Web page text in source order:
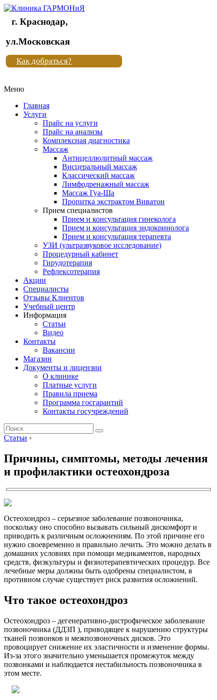
Клиника
"Новая
жизнь"
Клиника
жизнь"
г. Краснодар,
ул.Московская
Как добраться?
Меню
Главная
Услуги
Прайс на услуги
Прайс на анализы
Комплексная диагностика
Массаж
Антицеллюлитный массаж
Висцеральный массаж
Классический массаж
Лимфодренажный массаж
Массаж Гуа-Ша
Пропитка экстрактом Виватон
Прием специалистов
Прием и консультация гинеколога
Прием и консультация эндокринолога
Прием и консультация терапевта
УЗИ (ультразвуковое исследование)
Процедурный кабинет
Гирудотерапия
Рефлексотерапия
Акции
Специалисты
Отзывы Клиентов
Учебный центр
Информация
Статьи
Видео
Контакты
Вакансии
Магазин
Документы и лицензии
О клинике
Платные услуги
Правила приема
Программа госгарантий
Контакты госучреждений
Статьи ›
Причины, симптомы, методы лечения
и профилактики остеохондроза
Остеохондроз – серьезное заболевание позвоночника,
поскольку оно способно вызывать сильный дискомфорт и
приводить к различным осложнениям. По этой причине его
нужно своевременно и правильно лечить. Это можно делать в
домашних условиях при помощи медикаментов, народных
средств, физкультуры и физиотерапевтических процедур. Все
лечебные меры должны быть одобрены специалистом, в
противном случае существует риск развития осложнений.
Что такое остеохондроз
Остеохондроз – дегенеративно-дистрофическое заболевание
позвоночника (ДДЗП ), приводящее к нарушению структуры
тканей позвонков и межпозвоночных дисков. Это
провоцирует снижение их эластичности и изменение формы.
Из-за этого значительно уменьшается промежуток между
позвонками и наблюдается нестабильность позвоночника в
этом месте.